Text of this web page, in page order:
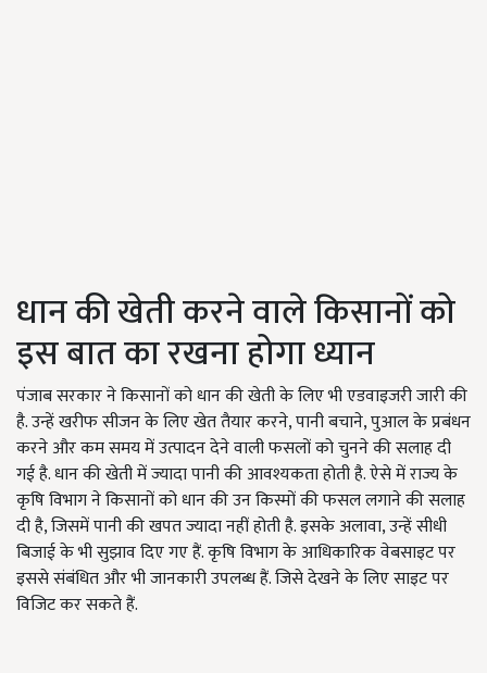
धान की खेती करने वाले किसानों को
इस बात का रखना होगा ध्यान
पंजाब सरकार ने किसानों को धान की खेती के लिए भी एडवाइजरी जारी की
है. उन्हें खरीफ सीजन के लिए खेत तैयार करने, पानी बचाने, पुआल के प्रबंधन
करने और कम समय में उत्पादन देने वाली फसलों को चुनने की सलाह दी
गई है. धान की खेती में ज्यादा पानी की आवश्यकता होती है. ऐसे में राज्य के
कृषि विभाग ने किसानों को धान की उन किस्मों की फसल लगाने की सलाह
दी है, जिसमें पानी की खपत ज्यादा नहीं होती है. इसके अलावा, उन्हें सीधी
बिजाई के भी सुझाव दिए गए हैं. कृषि विभाग के आधिकारिक वेबसाइट पर
इससे संबंधित और भी जानकारी उपलब्ध हैं. जिसे देखने के लिए साइट पर
विजिट कर सकते हैं.